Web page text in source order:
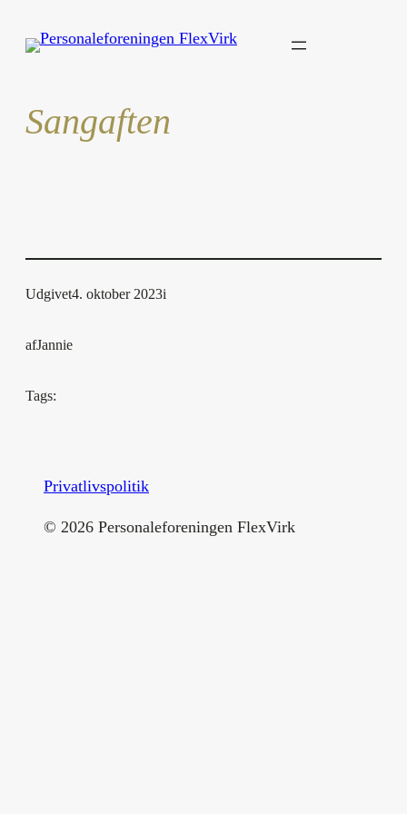
Sangaften
Udgivet4. oktober 2023i
afJannie
Tags:
Privatlivspolitik
© 2026 Personaleforeningen FlexVirk